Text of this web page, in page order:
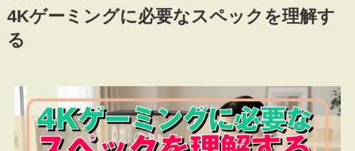
4Kゲーミングに必要なスペックを理解す
る